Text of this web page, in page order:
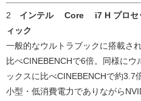
2
インテル® Core™ i7 H プロセ
ィック
一般的なウルトラブックに搭載さ
比べCINEBENCHで6倍。同様にウ
ックスに比べCINEBENCHで約3.7
小型・低消費電力でありながら